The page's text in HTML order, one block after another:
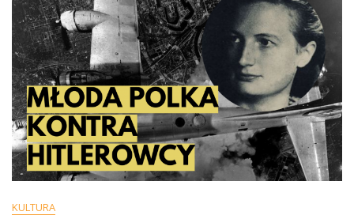
KULTURA